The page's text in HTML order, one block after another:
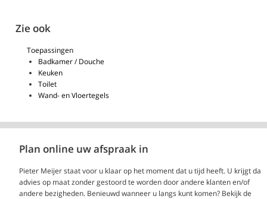
Zie ook
Toepassingen
Badkamer / Douche
Keuken
Toilet
Wand- en Vloertegels
Plan online uw afspraak in
Pieter Meijer staat voor u klaar op het moment dat u tijd heeft. U krijgt dan
advies op maat zonder gestoord te worden door andere klanten en/of
andere bezigheden. Benieuwd wanneer u langs kunt komen? Bekijk de